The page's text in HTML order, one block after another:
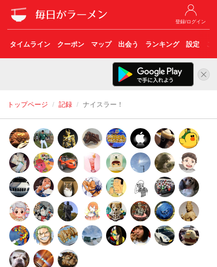
登録/ログイン
タイムライン クーポン マップ 出会う ランキング 設定 こ
トップページ 記録 ナイスラー！